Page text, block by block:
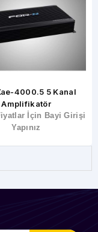
4000.5 5 Kanal
Amplifikatör
İçin Bayi Girişi
Yapınız